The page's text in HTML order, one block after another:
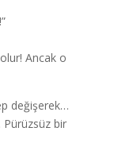
Ancak o
değişerek…
bir